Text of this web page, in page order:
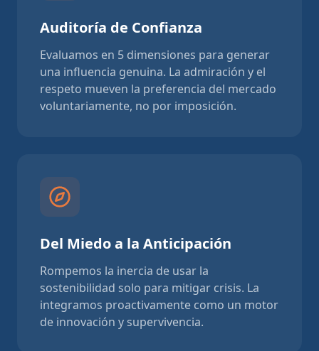
Auditoría de Confianza
Evaluamos en 5 dimensiones para generar
una influencia genuina. La admiración y el
respeto mueven la preferencia del mercado
voluntariamente, no por imposición.
Del Miedo a la Anticipación
Rompemos la inercia de usar la
sostenibilidad solo para mitigar crisis. La
integramos proactivamente como un motor
de innovación y supervivencia.